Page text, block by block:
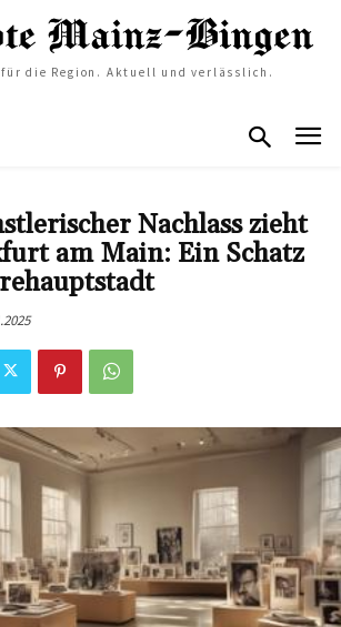
die Region. Aktuell und verlässlich.
Nachlass zieht
am Main: Ein Schatz